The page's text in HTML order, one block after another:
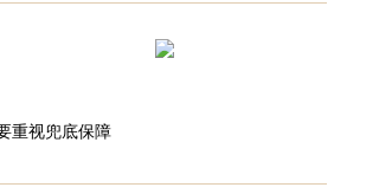
重视兜底保障